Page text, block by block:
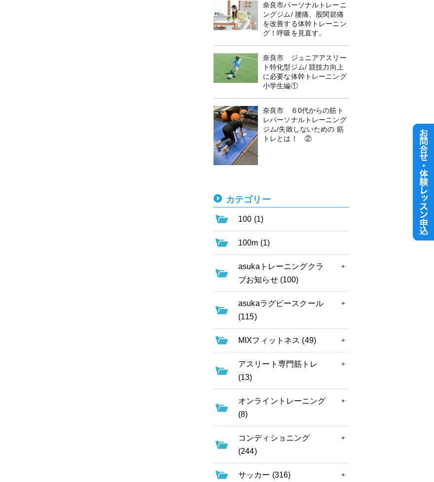
奈良市パーソナルトレーニ
ングジム/ 腰痛、股関節痛
を改善する体幹トレーニン
グ！呼吸を見直す。
奈良市 ジュニアアスリー
ト特化型ジム/ 競技力向上
に必要な体幹トレーニング
小学生編①
奈良市 ６0代からの筋ト
レパーソナルトレーニング
ジム/失敗しないための 筋
トレとは！ ②
カテゴリー
100 (1)
100m (1)
asukaトレーニングクラ
ブお知らせ (100)
asukaラグビースクール
(115)
MIXフィットネス (49)
アスリート専門筋トレ
(13)
オンライントレーニング
(8)
コンディショニング
(244)
サッカー (316)